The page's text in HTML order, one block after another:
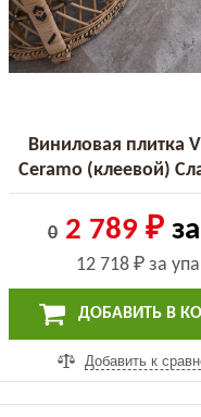
Виниловая плитка
Ceramo (клеевой)
Камень (61605
0 2 789 ₽
12 718 ₽ за
ДОБАВИТЬ В
Добавить к